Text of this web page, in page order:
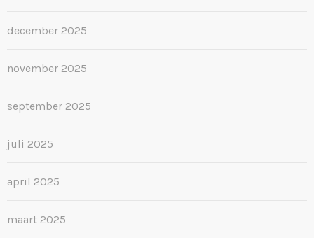
december 2025
november 2025
september 2025
juli 2025
april 2025
maart 2025